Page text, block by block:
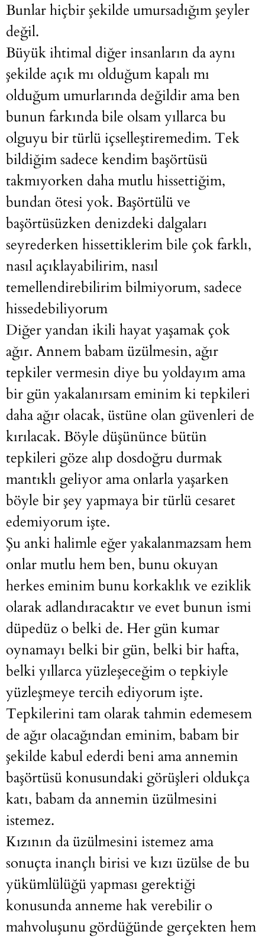
Bunlar hiçbir şekilde umursadığım şeyler
değil.
Büyük ihtimal diğer insanların da aynı
şekilde açık mı olduğum kapalı mı
olduğum umurlarında değildir ama ben
bunun farkında bile olsam yıllarca bu
olguyu bir türlü içselleştiremedim. Tek
bildiğim sadece kendim başörtüsü
takmıyorken daha mutlu hissettiğim,
bundan ötesi yok. Başörtülü ve
başörtüsüzken denizdeki dalgaları
seyrederken hissettiklerim bile çok farklı,
nasıl açıklayabilirim, nasıl
temellendirebilirim bilmiyorum, sadece
hissedebiliyorum
Diğer yandan ikili hayat yaşamak çok
ağır. Annem babam üzülmesin, ağır
tepkiler vermesin diye bu yoldayım ama
bir gün yakalanırsam eminim ki tepkileri
daha ağır olacak, üstüne olan güvenleri de
kırılacak. Böyle düşününce bütün
tepkileri göze alıp dosdoğru durmak
mantıklı geliyor ama onlarla yaşarken
böyle bir şey yapmaya bir türlü cesaret
edemiyorum işte.
Şu anki halimle eğer yakalanmazsam hem
onlar mutlu hem ben, bunu okuyan
herkes eminim bunu korkaklık ve eziklik
olarak adlandıracaktır ve evet bunun ismi
düpedüz o belki de. Her gün kumar
oynamayı belki bir gün, belki bir hafta,
belki yıllarca yüzleşeceğim o tepkiyle
yüzleşmeye tercih ediyorum işte.
Tepkilerini tam olarak tahmin edemesem
de ağır olacağından eminim, babam bir
şekilde kabul ederdi beni ama annemin
başörtüsü konusundaki görüşleri oldukça
katı, babam da annemin üzülmesini
istemez.
Kızının da üzülmesini istemez ama
sonuçta inançlı birisi ve kızı üzülse de bu
yükümlülüğü yapması gerektiği
konusunda anneme hak verebilir o
mahvoluşunu gördüğünde gerçekten hem